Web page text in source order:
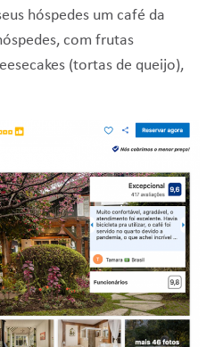
hóspedes um café da
com frutas
(tortas de queijo),